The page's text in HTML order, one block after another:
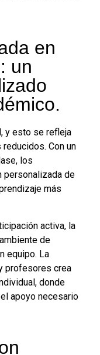
en
un
y esto se refleja
Con un
los
personalizada de
más
activa, la
de
equipo. La
profesores crea
donde
apoyo necesario